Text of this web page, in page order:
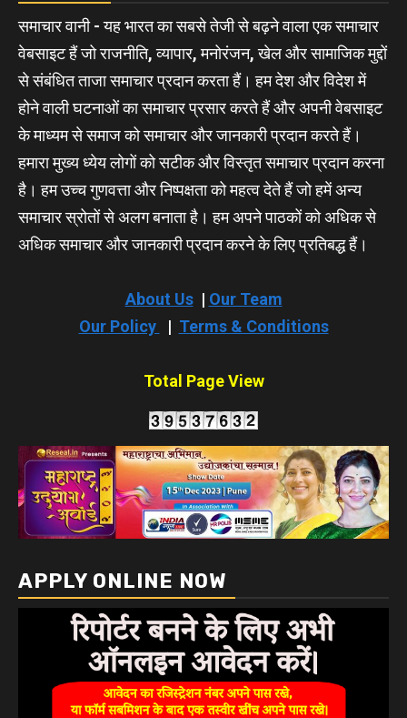
समाचार वानी - यह भारत का सबसे तेजी से बढ़ने वाला एक समाचार
वेबसाइट हैं जो राजनीति, व्यापार, मनोरंजन, खेल और सामाजिक मुद्दों
से संबंधित ताजा समाचार प्रदान करता हैं। हम देश और विदेश में
होने वाली घटनाओं का समाचार प्रसार करते हैं और अपनी वेबसाइट
के माध्यम से समाज को समाचार और जानकारी प्रदान करते हैं।
हमारा मुख्य ध्येय लोगों को सटीक और विस्तृत समाचार प्रदान करना
है। हम उच्च गुणवत्ता और निष्पक्षता को महत्व देते हैं जो हमें अन्य
समाचार स्रोतों से अलग बनाता है। हम अपने पाठकों को अधिक से
अधिक समाचार और जानकारी प्रदान करने के लिए प्रतिबद्ध हैं।
About Us| Our Team
Our Policy
| Terms & Conditions
Total Page View
APPLY ONLINE NOW